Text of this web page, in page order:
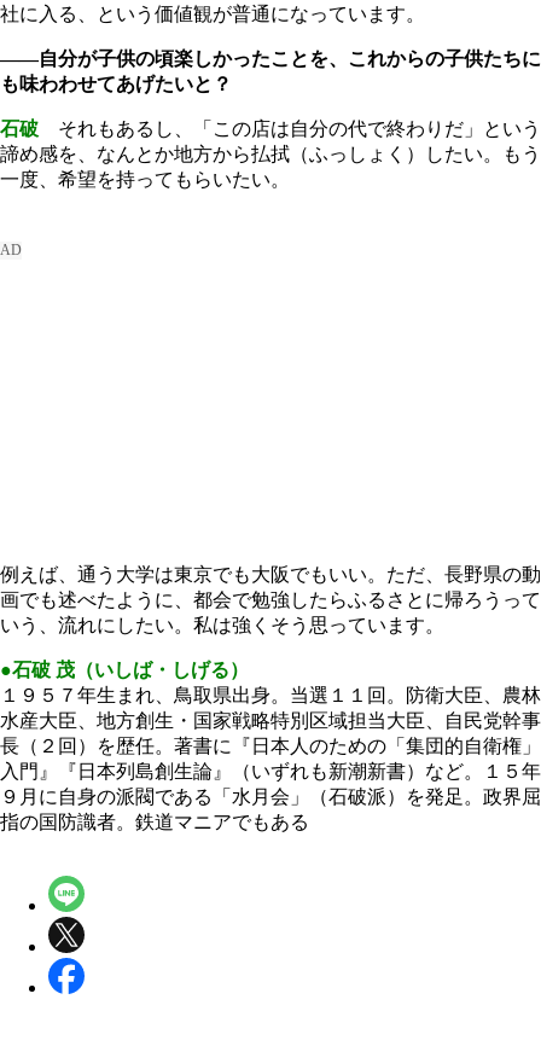
社に入る、という価値観が普通になっています。
――自分が子供の頃楽しかったことを、これからの子供たちに
も味わわせてあげたいと？
石破 それもあるし、「この店は自分の代で終わりだ」という
諦め感を、なんとか地方から払拭（ふっしょく）したい。もう
一度、希望を持ってもらいたい。
例えば、通う大学は東京でも大阪でもいい。ただ、長野県の動
画でも述べたように、都会で勉強したらふるさとに帰ろうって
いう、流れにしたい。私は強くそう思っています。
●石破 茂（いしば・しげる）
１９５７年生まれ、鳥取県出身。当選１１回。防衛大臣、農林
水産大臣、地方創生・国家戦略特別区域担当大臣、自民党幹事
長（２回）を歴任。著書に『日本人のための「集団的自衛権」
入門』『日本列島創生論』（いずれも新潮新書）など。１５年
９月に自身の派閥である「水月会」（石破派）を発足。政界屈
指の国防識者。鉄道マニアでもある